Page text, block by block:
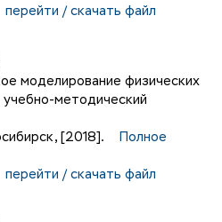
перейти / скачать файл
моделирование физических
методический
[2018].
Полное
перейти / скачать файл